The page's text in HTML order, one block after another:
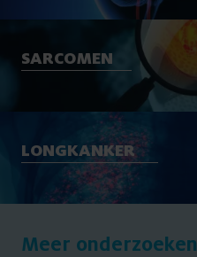
SARCOMEN
LONGKANKER
Meer onderzoeken